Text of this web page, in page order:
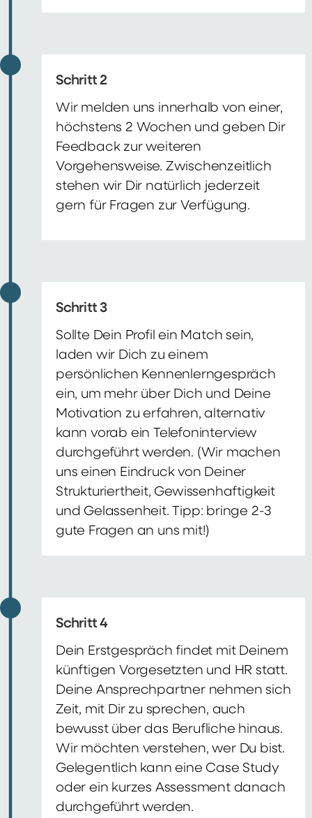
Schritt 2
Wir melden uns innerhalb von einer,
höchstens 2 Wochen und geben Dir
Feedback zur weiteren
Vorgehensweise. Zwischenzeitlich
stehen wir Dir natürlich jederzeit
gern für Fragen zur Verfügung.
Schritt 3
Sollte Dein Profil ein Match sein,
laden wir Dich zu einem
persönlichen Kennenlerngespräch
ein, um mehr über Dich und Deine
Motivation zu erfahren, alternativ
kann vorab ein Telefoninterview
durchgeführt werden. (Wir machen
uns einen Eindruck von Deiner
Strukturiertheit, Gewissenhaftigkeit
und Gelassenheit. Tipp: bringe 2-3
gute Fragen an uns mit!)
Schritt 4
Dein Erstgespräch findet mit Deinem
künftigen Vorgesetzten und HR statt.
Deine Ansprechpartner nehmen sich
Zeit, mit Dir zu sprechen, auch
bewusst über das Berufliche hinaus.
Wir möchten verstehen, wer Du bist.
Gelegentlich kann eine Case Study
oder ein kurzes Assessment danach
durchgeführt werden.